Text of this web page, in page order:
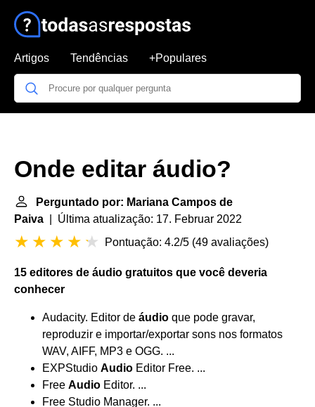
Artigos Tendências +Populares
Onde editar áudio?
Perguntado por: Mariana Campos de
Paiva | Última atualização: 17. Februar 2022
Pontuação: 4.2/5 (49 avaliações)
15 editores de áudio gratuitos que você deveria
conhecer
Audacity. Editor de áudio que pode gravar,
reproduzir e importar/exportar sons nos formatos
WAV, AIFF, MP3 e OGG. ...
EXPStudio Audio Editor Free. ...
Free Audio Editor. ...
Free Studio Manager. ...